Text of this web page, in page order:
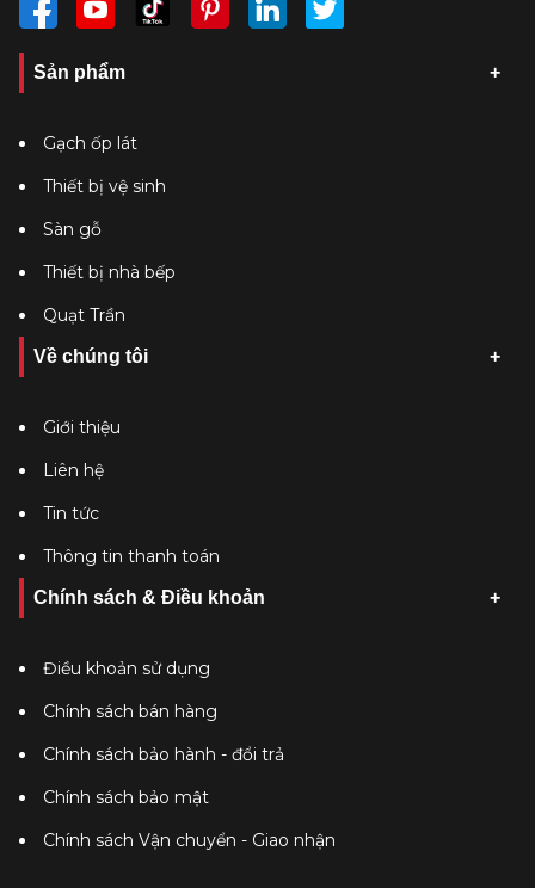
Sản phẩm
Gạch ốp lát
Thiết bị vệ sinh
Sàn gỗ
Thiết bị nhà bếp
Quạt Trần
Về chúng tôi
Giới thiệu
Liên hệ
Tin tức
Thông tin thanh toán
Chính sách & Điều khoản
Điều khoản sử dụng
Chính sách bán hàng
Chính sách bảo hành - đổi trả
Chính sách bảo mật
Chính sách Vận chuyển - Giao nhận